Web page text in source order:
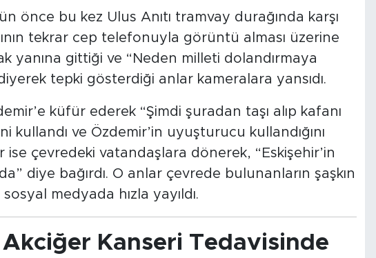
önce bu kez Ulus Anıtı tramvay durağında karşı
tekrar cep telefonuyla görüntü alması üzerine
yanına gittiği ve “Neden milleti dolandırmaya
tepki gösterdiği anlar kameralara yansıdı.
küfür ederek “Şimdi şuradan taşı alıp kafanı
kullandı ve Özdemir’in uyuşturucu kullandığını
ise çevredeki vatandaşlara dönerek, “Eskişehir’in
diye bağırdı. O anlar çevrede bulunanların şaşkın
sosyal medyada hızla yayıldı.
Akciğer Kanseri Tedavisinde